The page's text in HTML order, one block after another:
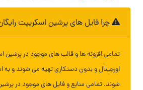
چرا فایل های پرشین اسکریپت
تمامی افزونه ها و قالب های موجود در پرشین
اورجینال و بدون دستکاری تهیه می شوند و به
شوند. تمامی منابع و فایل های موجود در